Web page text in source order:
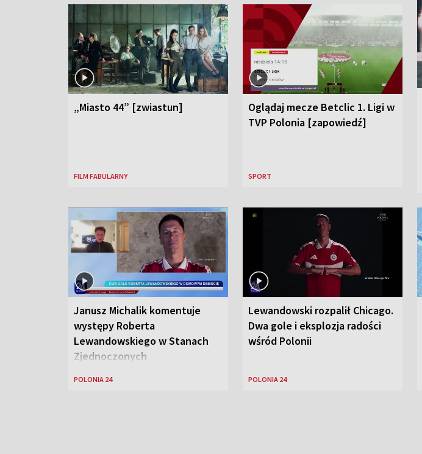
„Miasto 44” [zwiastun]
FILM FABULARNY
Oglądaj mecze Betclic 1. Ligi w
TVP Polonia [zapowiedź]
SPORT
Janusz Michalik komentuje
występy Roberta
Lewandowskiego w Stanach
Zjednoczonych
POLONIA 24
Lewandowski rozpalił Chicago.
Dwa gole i eksplozja radości
wśród Polonii
POLONIA 24